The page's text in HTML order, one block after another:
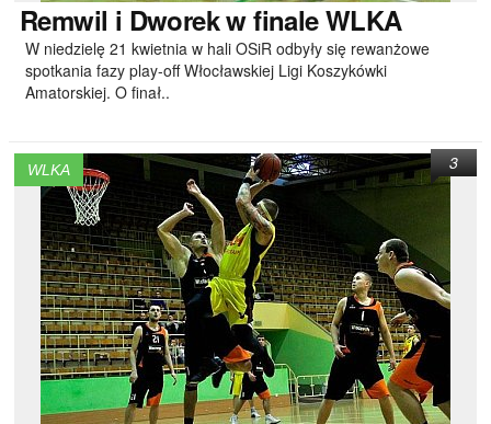
Remwil i Dworek w finale WLKA
W niedzielę 21 kwietnia w hali OSiR odbyły się rewanżowe
spotkania fazy play-off Włocławskiej Ligi Koszykówki
Amatorskiej. O finał..
WLKA 3